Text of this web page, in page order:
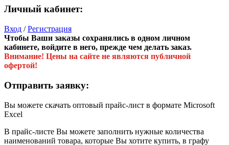
Личный кабинет:
Вход /Регистрация
Чтобы Ваши заказы сохранялись в одном личном
кабинете, войдите в него, прежде чем делать заказ.
Внимание! Цены на сайте не являются публичной
офертой!
Отправить заявку:
Вы можете скачать оптовый прайс-лист в формате Microsoft
Excel
В прайс-листе Вы можете заполнить нужные количества
наименований товара, которые Вы хотите купить, в графу